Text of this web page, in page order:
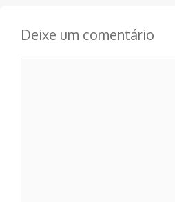
Deixe um comentário